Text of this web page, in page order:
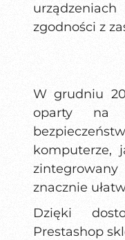
zgodności z
W grudniu
oparty na
komputerze,
znacznie
Dzięki
Prestashop